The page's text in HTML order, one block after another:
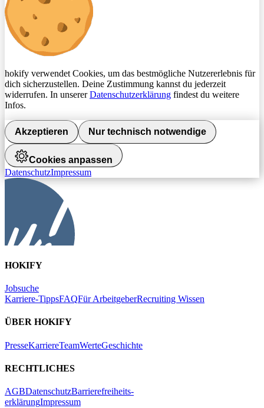
hokify verwendet Cookies, um das bestmögliche Nutzererlebnis für
dich sicherzustellen. Deine Zustimmung kannst du jederzeit
widerrufen. In unsererDatenschutzerklärung findest du weitere
Infos.
Akzeptieren Nur technisch notwendige
Cookies anpassen
DatenschutzImpressum
HOKIFY
Jobsuche
Karriere-TippsFAQFür ArbeitgeberRecruiting Wissen
ÜBER HOKIFY
PresseKarriereTeamWerteGeschichte
RECHTLICHES
AGBDatenschutzBarrierefreiheits-
erklärungImpressum